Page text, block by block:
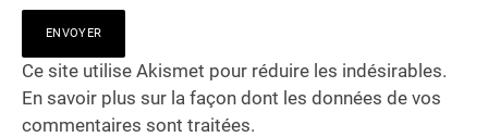
Ce site utilise Akismet pour réduire les indésirables.
En savoir plus sur la façon dont les données de vos
commentaires sont traitées.